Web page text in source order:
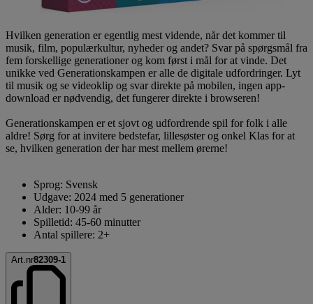
Hvilken generation er egentlig mest vidende, når det kommer til
musik, film, populærkultur, nyheder og andet? Svar på spørgsmål fra
fem forskellige generationer og kom først i mål for at vinde. Det
unikke ved Generationskampen er alle de digitale udfordringer. Lyt
til musik og se videoklip og svar direkte på mobilen, ingen app-
download er nødvendig, det fungerer direkte i browseren!
Generationskampen er et sjovt og udfordrende spil for folk i alle
aldre! Sørg for at invitere bedstefar, lillesøster og onkel Klas for at
se, hvilken generation der har mest mellem ørerne!
Sprog: Svensk
Udgave: 2024 med 5 generationer
Alder: 10-99 år
Spilletid: 45-60 minutter
Antal spillere: 2+
Art.nr82309-1